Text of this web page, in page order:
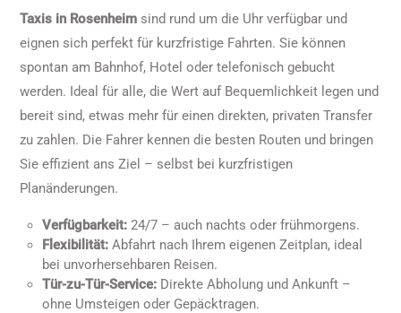
Taxis in Rosenheim sind rund um die Uhr verfügbar und
eignen sich perfekt für kurzfristige Fahrten. Sie können
spontan am Bahnhof, Hotel oder telefonisch gebucht
werden. Ideal für alle, die Wert auf Bequemlichkeit legen und
bereit sind, etwas mehr für einen direkten, privaten Transfer
zu zahlen. Die Fahrer kennen die besten Routen und bringen
Sie effizient ans Ziel – selbst bei kurzfristigen
Planänderungen.
Verfügbarkeit: 24/7 – auch nachts oder frühmorgens.
Flexibilität: Abfahrt nach Ihrem eigenen Zeitplan, ideal
bei unvorhersehbaren Reisen.
Tür-zu-Tür-Service: Direkte Abholung und Ankunft –
ohne Umsteigen oder Gepäcktragen.